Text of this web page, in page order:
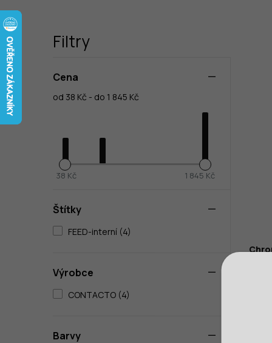
Filtry
Cena
od 38 Kč - do 1 845 Kč
38 Kč 1 845 Kč
Štítky
FEED-interní (4)
Výrobce
CONTACTO (4)
Barvy